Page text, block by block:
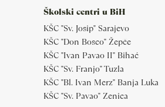
Školski centri u BiH
KŠC "Sv. Josip" Sarajevo
KŠC "Don Bosco" Žepče
KŠC "Ivan Pavao II" Bihać
KŠC "Sv. Franjo" Tuzla
KŠC "Bl. Ivan Merz" Banja Luka
KŠC "Sv. Pavao" Zenica